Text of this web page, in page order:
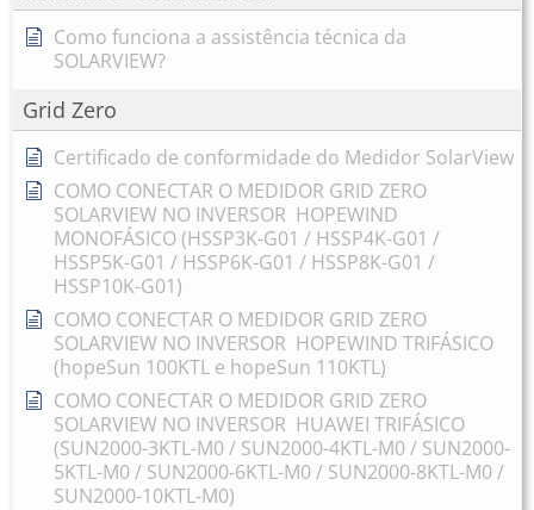
Como funciona a assistência técnica da
SOLARVIEW?
Grid Zero
Certificado de conformidade do Medidor SolarView
COMO CONECTAR O MEDIDOR GRID ZERO
SOLARVIEW NO INVERSOR HOPEWIND
MONOFÁSICO (HSSP3K-G01 / HSSP4K-G01 /
HSSP5K-G01 / HSSP6K-G01 / HSSP8K-G01 /
HSSP10K-G01)
COMO CONECTAR O MEDIDOR GRID ZERO
SOLARVIEW NO INVERSOR HOPEWIND TRIFÁSICO
(hopeSun 100KTL e hopeSun 110KTL)
COMO CONECTAR O MEDIDOR GRID ZERO
SOLARVIEW NO INVERSOR HUAWEI TRIFÁSICO
(SUN2000-3KTL-M0 / SUN2000-4KTL-M0 / SUN2000-
5KTL-M0 / SUN2000-6KTL-M0 / SUN2000-8KTL-M0 /
SUN2000-10KTL-M0)